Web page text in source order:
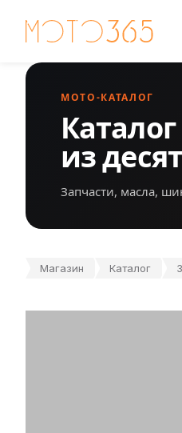
МОТО-КАТАЛОГ
из
Запчасти, масла,
Магазин Каталог